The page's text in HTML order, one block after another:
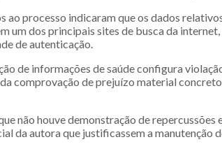
ao processo indicaram que os dados
um dos principais sites de busca da internet,
de autenticação.
de informações de saúde configura
comprovação de prejuízo material
não houve demonstração de repercussões
da autora que justificassem a manutenção